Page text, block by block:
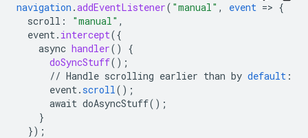
navigation .addEventListener( "manual" , event => {
scroll : "manual" ,
event. intercept({
async handler()
{
doSyncStuff() ;
// Handle scrolling earlier than by default :
event.scroll( );
await doAsyncStuff() ;
}
});